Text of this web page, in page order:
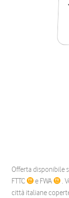
Offerta disponibile
FTTC
e FWA
.
città italiane